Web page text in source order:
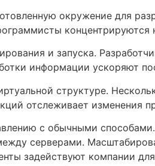
окружение для
концентрируются
и запуска.
информации ускоряют
структуре.
отслеживает изменения
с обычными
серверами.
задействуют компании